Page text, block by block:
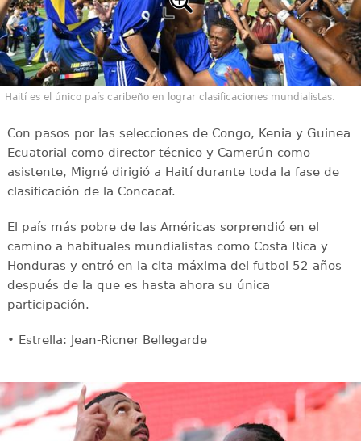
Haití es el único país caribeño en lograr clasificaciones mundialistas.
Con pasos por las selecciones de Congo, Kenia y Guinea
Ecuatorial como director técnico y Camerún como
asistente, Migné dirigió a Haití durante toda la fase de
clasificación de la Concacaf.
El país más pobre de las Américas sorprendió en el
camino a habituales mundialistas como Costa Rica y
Honduras y entró en la cita máxima del futbol 52 años
después de la que es hasta ahora su única
participación.
• Estrella: Jean-Ricner Bellegarde